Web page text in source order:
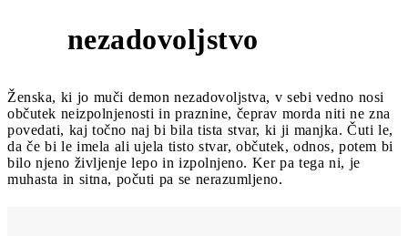
nezadovoljstvo
Ženska, ki jo muči demon nezadovoljstva, v sebi vedno nosi
občutek neizpolnjenosti in praznine, čeprav morda niti ne zna
povedati, kaj točno naj bi bila tista stvar, ki ji manjka. Čuti le,
da če bi le imela ali ujela tisto stvar, občutek, odnos, potem bi
bilo njeno življenje lepo in izpolnjeno. Ker pa tega ni, je
muhasta in sitna, počuti pa se nerazumljeno.